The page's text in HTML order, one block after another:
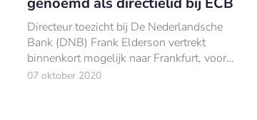
Directeur toezicht bij De Nederlandsche
Bank (DNB) Frank Elderson vertrekt
binnenkort mogelijk naar Frankfurt, voor
een betrekking als directielid bij de
07 oktober 2020